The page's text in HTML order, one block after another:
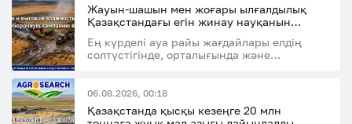
Жауын-шашын мен жоғары ылғалдылық
Қазақстандағы егін жинау науқанын
Ең күрделі ауа райы жағдайлары елдің
солтүстігінде, орталығында және
06.08.2026, 00:18
Қазақстанда қысқы кезеңге 20 млн